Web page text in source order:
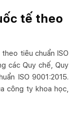
tế theo
tiêu chuẩn ISO
các Quy chế, Quy
ISO 9001:2015.
công ty khoa học,